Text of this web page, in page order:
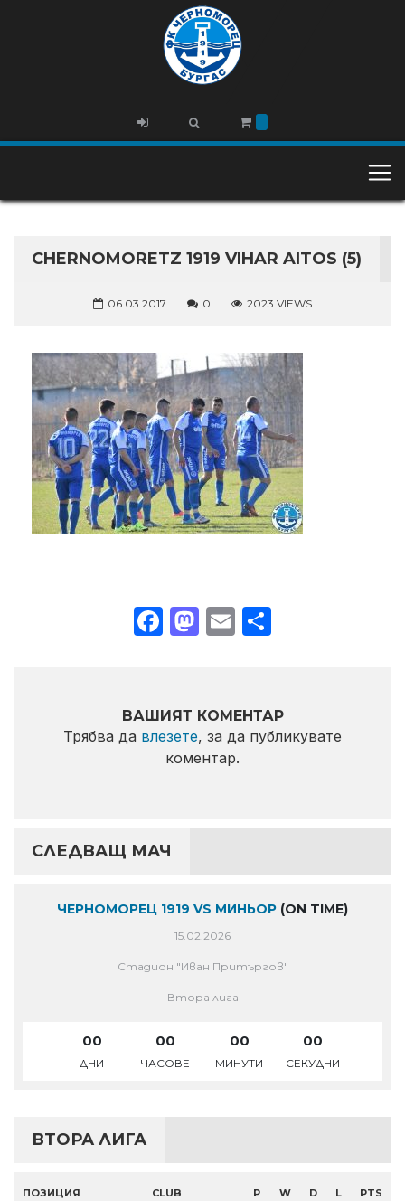
CHERNOMORETZ 1919 VIHAR AITOS (5)
06.03.2017 0 2023 VIEWS
Facebook
Mastodon
Email
ВАШИЯТ КОМЕНТАР
Трябва да влезете, за да публикувате
коментар.
СЛЕДВАЩ МАЧ
ЧЕРНОМОРЕЦ 1919 VS МИНЬОР (ON TIME)
15.02.2026
Стадион "Иван Притъргов"
Втора лига
00
ДНИ
00
ЧАСОВЕ
00
МИНУТИ
00
СЕКУДНИ
ВТОРА ЛИГА
ПОЗИЦИЯ CLUB P W D L PTS